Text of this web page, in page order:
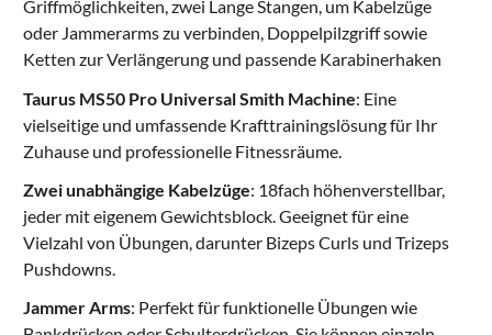
Griffmöglichkeiten, zwei Lange Stangen, um Kabelzüge
oder Jammerarms zu verbinden, Doppelpilzgriff sowie
Ketten zur Verlängerung und passende Karabinerhaken
Taurus MS50 Pro Universal Smith Machine: Eine
vielseitige und umfassende Krafttrainingslösung für Ihr
Zuhause und professionelle Fitnessräume.
Zwei unabhängige Kabelzüge: 18fach höhenverstellbar,
jeder mit eigenem Gewichtsblock. Geeignet für eine
Vielzahl von Übungen, darunter Bizeps Curls und Trizeps
Pushdowns.
Jammer Arms: Perfekt für funktionelle Übungen wie